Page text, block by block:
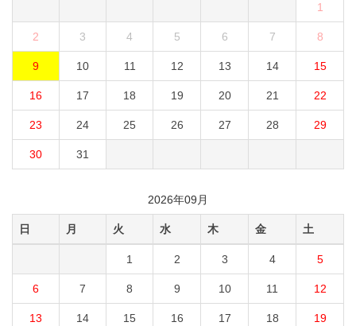
1
2 3 4 5 6 7 8
9 10 11 12 13 14 15
16 17 18 19 20 21 22
23 24 25 26 27 28 29
30 31
2026年09月
日 月 火 水 木 金 土
1 2 3 4 5
6 7 8 9 10 11 12
13 14 15 16 17 18 19